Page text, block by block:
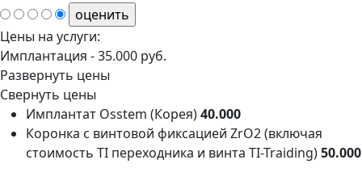
Цены на услуги:
Имплантация -35.000 руб.
Развернуть цены
Свернуть цены
Имплантат Osstem (Корея)40.000
Коронка с винтовой фиксацией ZrO2 (включая
стоимость TI переходника и винта ТI-Traiding)50.000